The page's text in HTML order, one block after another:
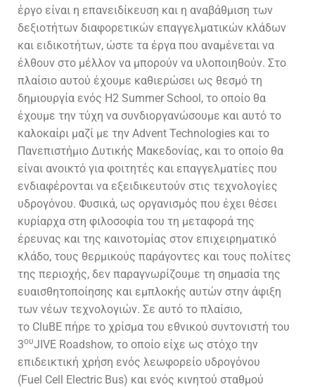
έργο είναι η επανειδίκευση και η αναβάθμιση των
δεξιοτήτων διαφορετικών επαγγελματικών κλάδων
και ειδικοτήτων, ώστε τα έργα που αναμένεται να
έλθουν στο μέλλον να μπορούν να υλοποιηθούν. Στο
πλαίσιο αυτού έχουμε καθιερώσει ως θεσμό τη
δημιουργία ενός H2 Summer School, το οποίο θα
έχουμε την τύχη να συνδιοργανώσουμε και αυτό το
καλοκαίρι μαζί με την Advent Technologies και το
Πανεπιστήμιο Δυτικής Μακεδονίας, και το οποίο θα
είναι ανοικτό για φοιτητές και επαγγελματίες που
ενδιαφέρονται να εξειδικευτούν στις τεχνολογίες
υδρογόνου. Φυσικά, ως οργανισμός που έχει θέσει
κυρίαρχα στη φιλοσοφία του τη μεταφορά της
έρευνας και της καινοτομίας στον επιχειρηματικό
κλάδο, τους θερμικούς παράγοντες και τους πολίτες
της περιοχής, δεν παραγνωρίζουμε τη σημασία της
ευαισθητοποίησης και εμπλοκής αυτών στην άφιξη
των νέων τεχνολογιών. Σε αυτό το πλαίσιο,
το CluBE πήρε το χρίσμα του εθνικού συντονιστή του
3ουJIVE Roadshow, το οποίο είχε ως στόχο την
επιδεικτική χρήση ενός λεωφορείο υδρογόνου
(Fuel Cell Electric Bus) και ενός κινητού σταθμού